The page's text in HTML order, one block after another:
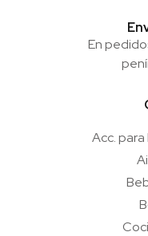
En
Acc.